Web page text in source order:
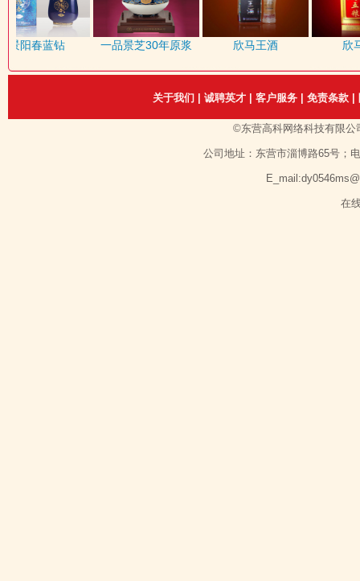
阳春蓝钻 一品景芝30年原浆 欣马王酒 欣马
关于我们 诚聘英才 客户服务 免责条款
©东营高科网络科技有限公
公司地址：东营市淄博路65号；
在